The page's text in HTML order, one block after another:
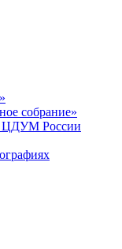
собрание»
ЦДУМ России